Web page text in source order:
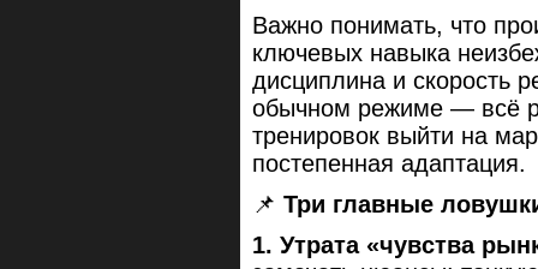
Важно понимать, что
ключевых навыка
дисциплина и скорость
обычном режиме — всё
тренировок выйти на
постепенная адаптация.
📌 Три главные
1. Утрата «чувства